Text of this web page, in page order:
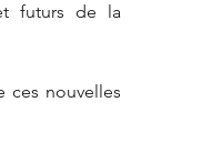
futurs de la
ces nouvelles